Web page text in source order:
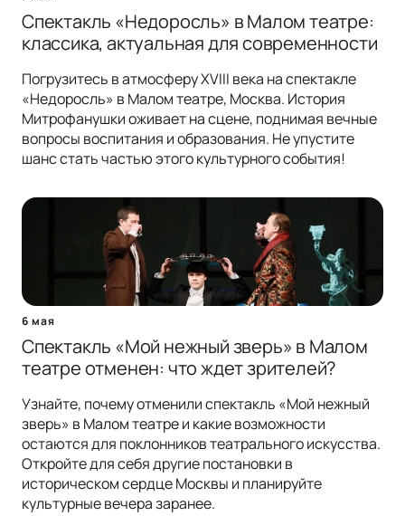
Спектакль «Недоросль» в Малом театре:
классика, актуальная для современности
Погрузитесь в атмосферу XVIII века на спектакле
«Недоросль» в Малом театре, Москва. История
Митрофанушки оживает на сцене, поднимая вечные
вопросы воспитания и образования. Не упустите
шанс стать частью этого культурного события!
6 мая
Спектакль «Мой нежный зверь» в Малом
театре отменен: что ждет зрителей?
Узнайте, почему отменили спектакль «Мой нежный
зверь» в Малом театре и какие возможности
остаются для поклонников театрального искусства.
Откройте для себя другие постановки в
историческом сердце Москвы и планируйте
культурные вечера заранее.